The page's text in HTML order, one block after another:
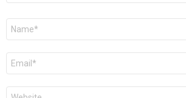
Name
E-
Mail
*
Website